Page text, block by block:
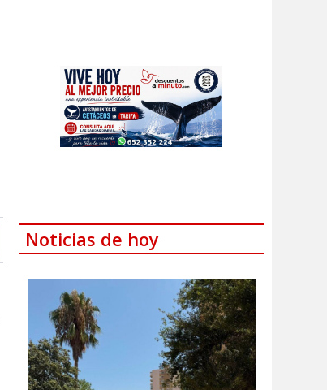
Noticias de hoy